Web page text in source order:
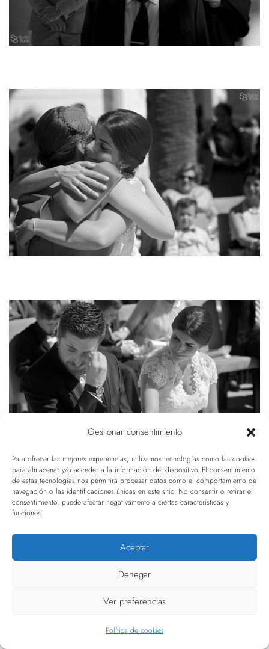
Gestionar consentimiento
Para ofrecer las mejores experiencias, utilizamos tecnologías como las cookies
para almacenar y/o acceder a la información del dispositivo. El consentimiento
de estas tecnologías nos permitirá procesar datos como el comportamiento de
navegación o las identificaciones únicas en este sitio. No consentir o retirar el
consentimiento, puede afectar negativamente a ciertas características y
funciones.
Aceptar
Denegar
Ver preferencias
Política de cookies